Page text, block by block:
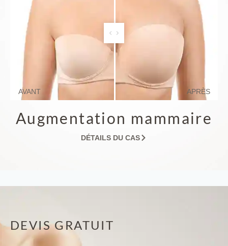
AVANT APRÈS
Augmentation mammaire
DÉTAILS DU CAS
DEVIS GRATUIT